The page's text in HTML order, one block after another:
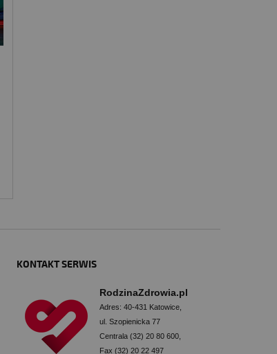
KONTAKT SERWIS
RodzinaZdrowia.pl
Adres: 40-431 Katowice,
ul. Szopienicka 77
Centrala (32) 20 80 600,
Fax (32) 20 22 497